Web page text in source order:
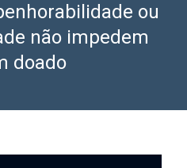
ou
não impedem
doado